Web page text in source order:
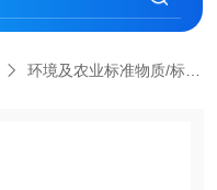
环境及农业标准物质/标准品